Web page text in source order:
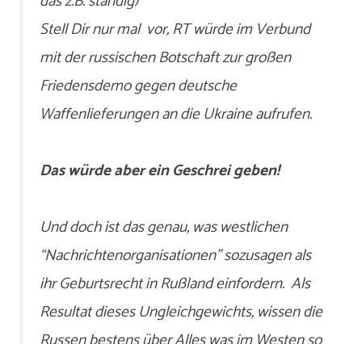
Stell Dir nur mal vor, RT würde im Verbund
mit der russischen Botschaft zur großen
Friedensdemo gegen deutsche
Waffenlieferungen an die Ukraine aufrufen.
Das würde aber ein Geschrei geben!
Und doch ist das genau, was westlichen
“Nachrichtenorganisationen” sozusagen als
ihr Geburtsrecht in Rußland einfordern. Als
Resultat dieses Ungleichgewichts, wissen die